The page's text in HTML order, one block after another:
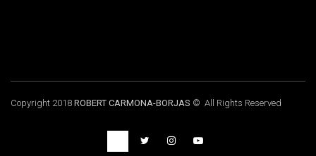
Copyright 2018 ROBERT CARMONA-BORJAS © All Rights Reserved